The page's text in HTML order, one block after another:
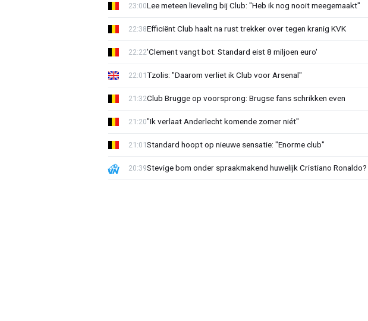
Lee meteen lieveling bij Club: "Heb ik nog nooit meegemaakt"
23:00
Efficiënt Club haalt na rust trekker over tegen kranig KVK
22:38
'Clement vangt bot: Standard eist 8 miljoen euro'
22:22
Tzolis: "Daarom verliet ik Club voor Arsenal"
22:01
Club Brugge op voorsprong: Brugse fans schrikken even
21:32
"Ik verlaat Anderlecht komende zomer niét"
21:20
Standard hoopt op nieuwe sensatie: "Enorme club"
21:01
Stevige bom onder spraakmakend huwelijk Cristiano Ronaldo?
20:39